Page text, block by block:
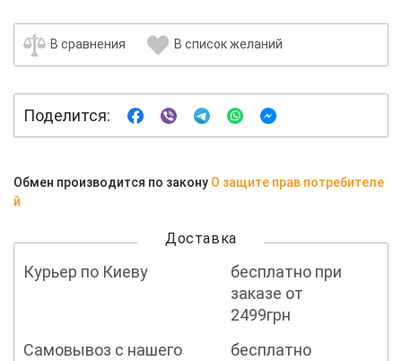
В сравнения В список желаний
Поделится:
Обмен производится по закону О защите прав потребителе
й
Доставка
Курьер по Киеву
бесплатно при
заказе от
2499грн
Самовывоз с нашего
бесплатно